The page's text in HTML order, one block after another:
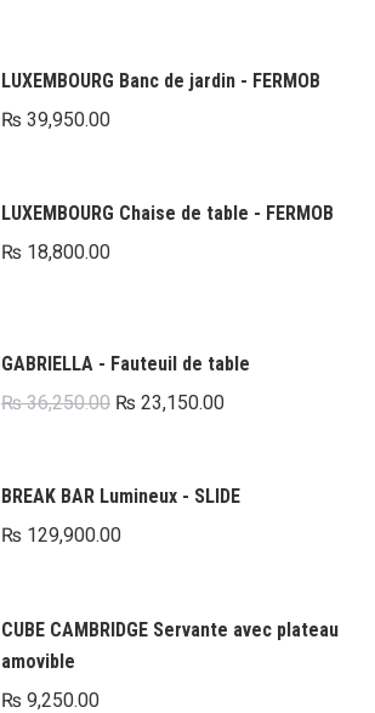
LUXEMBOURG Banc de jardin - FERMOB
₨ 39,950.00
LUXEMBOURG Chaise de table - FERMOB
₨ 18,800.00
GABRIELLA - Fauteuil de table
₨36,250.00 Le
était :
₨ 36,250.00.
₨ 23,150.00Le
est :
BREAK BAR Lumineux - SLIDE
₨ 129,900.00
CUBE CAMBRIDGE Servante avec plateau
amovible
₨ 9,250.00